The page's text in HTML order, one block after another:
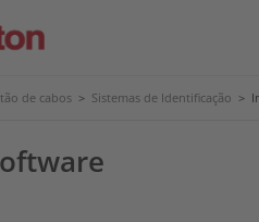
de cabos > Sistemas de Identificação >